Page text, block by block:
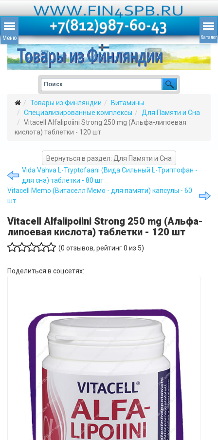
Товары из Финляндии
Витамины
Специализированные комплексы
Для Памяти и Сна
Vitacell Alfalipoiini Strong 250 mg (Альфа-липоевая
кислота) таблетки - 120 шт
Вернуться в раздел: Для Памяти и Сна
Vida Vahva L-Tryptofaani (Вида Сильный L-Триптофан -
для сна) таблетки - 80 шт
Vitacell Memo (Витаселл Мемо - для памяти) капсулы - 60
шт
Vitacell Alfalipoiini Strong 250 mg (Альфа-
липоевая кислота) таблетки - 120 шт
(0 отзывов, рейтинг0 из 5)
Поделиться в соцсетях: